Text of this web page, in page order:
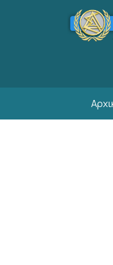
Παράκαμψη προς το